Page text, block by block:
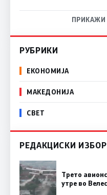
ПРИКАЖИ
РУБРИКИ
ЕКОНОМИЈА
МАКЕДОНИЈА
СВЕТ
РЕДАКЦИСКИ ИЗБОР
Трето
утре во